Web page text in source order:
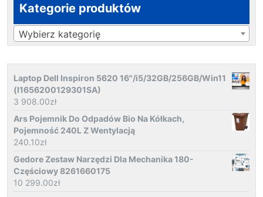
Kategorie produktów
Wybierz kategorię
Laptop Dell Inspiron 5620 16"/i5/32GB/256GB/Win11
(I1656200129301SA)
3 908.00zł
Ars Pojemnik Do Odpadów Bio Na Kółkach,
Pojemność 240L Z Wentylacją
240.10zł
Gedore Zestaw Narzędzi Dla Mechanika 180-
Częściowy 8261660175
10 299.00zł